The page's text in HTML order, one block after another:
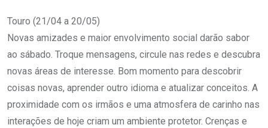
Touro (21/04 a 20/05)
Novas amizades e maior envolvimento social darão sabor
ao sábado. Troque mensagens, circule nas redes e descubra
novas áreas de interesse. Bom momento para descobrir
coisas novas, aprender outro idioma e atualizar conceitos. A
proximidade com os irmãos e uma atmosfera de carinho nas
interações de hoje criam um ambiente protetor. Crenças e